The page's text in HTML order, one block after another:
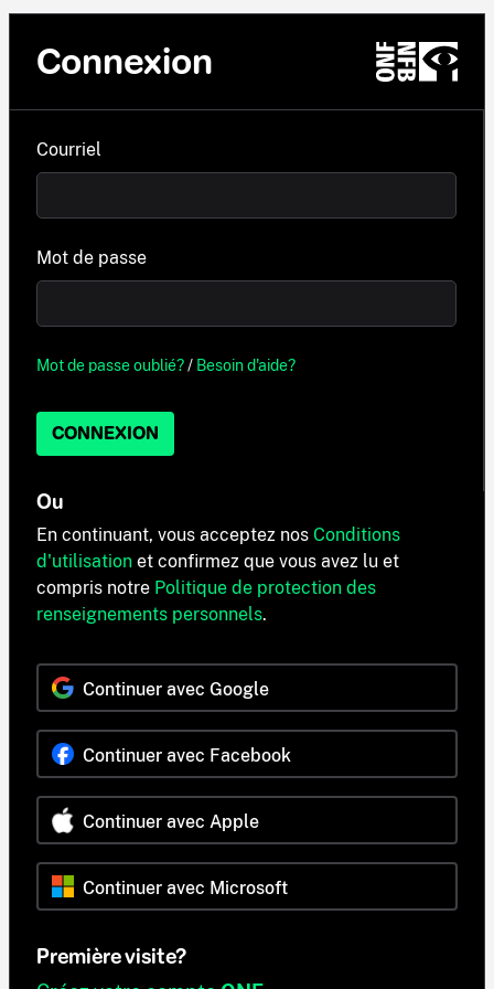
Connexion
Courriel
Mot de passe
Mot de passe oublié?/ Besoin d'aide?
CONNEXION
Ou
En continuant, vous acceptez nos Conditions
d'utilisation et confirmez que vous avez lu et
compris notre Politique de protection des
renseignements personnels.
Continuer avec Google
Continuer avec Facebook
Continuer avec Apple
Continuer avec Microsoft
Première visite?